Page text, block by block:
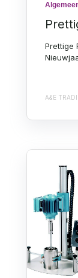
Prettige
A&E